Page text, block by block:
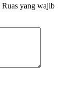
Ruas yang wajib